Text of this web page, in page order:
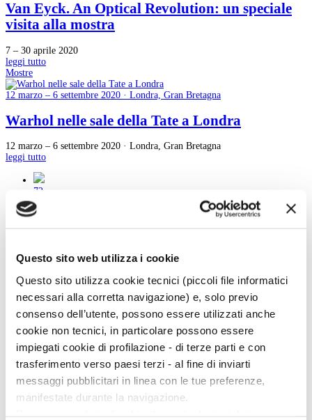
Questo sito web utilizza i cookie
Questo sito utilizza cookie tecnici (piccoli file informatici
necessari alla corretta navigazione) e, solo previo
consenso dell’utente, possono essere utilizzati anche
cookie non tecnici, in particolare possono essere
impiegati cookie di profilazione - di terze parti e con
trasferimento verso paesi terzi - al fine di inviarti
messaggi pubblicitari in linea con le tue preferenze,
manifestate durante la navigazione.
Van Eyck. An Optical Revolution: un speciale
visita alla mostra
7 – 30 aprile 2020
leggi tutto
Mostre
12 marzo – 6 settembre 2020 · Londra, Gran Bretagna
Warhol nelle sale della Tate a Londra
12 marzo – 6 settembre 2020 · Londra, Gran Bretagna
leggi tutto
72
73
74
78
80
82
Menu Art e Dossier
Tutte le news
Eventi